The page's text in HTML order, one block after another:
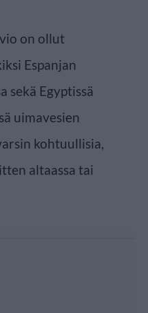
on ollut
Espanjan
sekä Egyptissä
uimavesien
kohtuullisia,
altaassa tai